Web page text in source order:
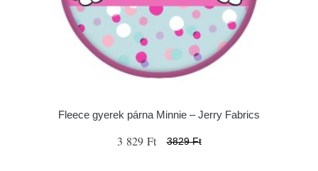
Fleece gyerek párna Minnie – Jerry Fabrics
3 829 Ft 3829 Ft